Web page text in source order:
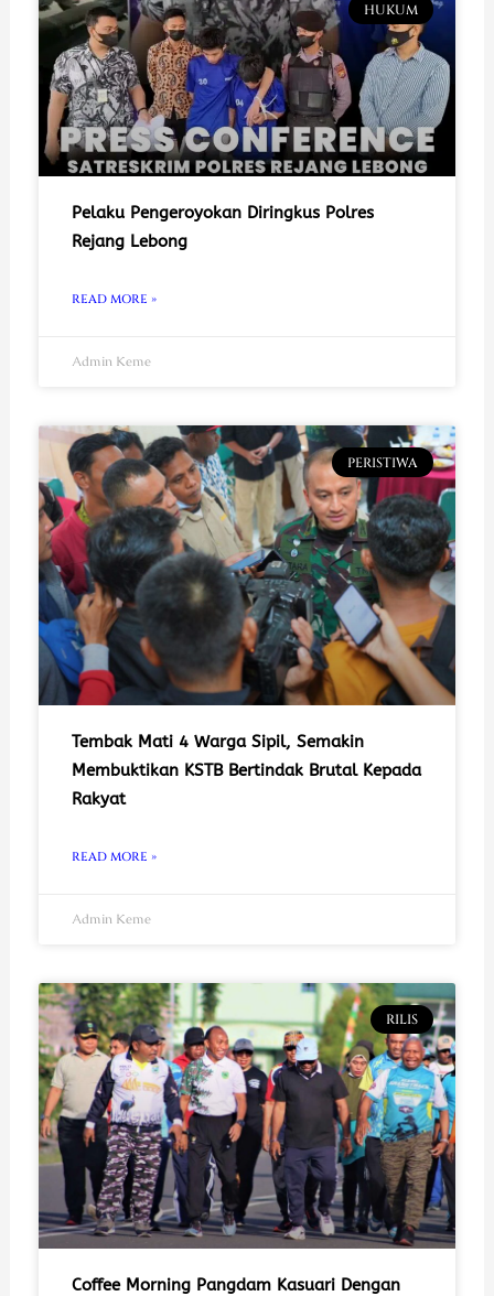
HUKUM
Pelaku Pengeroyokan Diringkus Polres
Rejang Lebong
READ MORE »
Admin Keme
PERISTIWA
Tembak Mati 4 Warga Sipil, Semakin
Membuktikan KSTB Bertindak Brutal Kepada
Rakyat
READ MORE »
Admin Keme
RILIS
Coffee Morning Pangdam Kasuari Dengan